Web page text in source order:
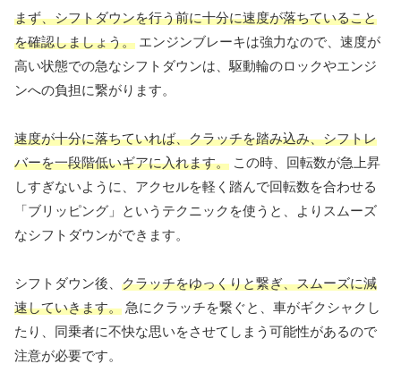
まず、シフトダウンを行う前に十分に速度が落ちていること
を確認しましょう。 エンジンブレーキは強力なので、速度が
高い状態での急なシフトダウンは、駆動輪のロックやエンジ
ンへの負担に繋がります。
速度が十分に落ちていれば、クラッチを踏み込み、シフトレ
バーを一段階低いギアに入れます。 この時、回転数が急上昇
しすぎないように、アクセルを軽く踏んで回転数を合わせる
「ブリッピング」というテクニックを使うと、よりスムーズ
なシフトダウンができます。
シフトダウン後、 クラッチをゆっくりと繋ぎ、スムーズに減
速していきます。 急にクラッチを繋ぐと、車がギクシャクし
たり、同乗者に不快な思いをさせてしまう可能性があるので
注意が必要です。